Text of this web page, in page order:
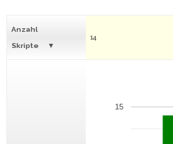
Anzahl
Skripte
14
15